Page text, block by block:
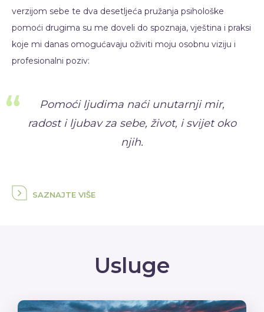
verzijom sebe te dva desetljeća pružanja psihološke
pomoći drugima su me doveli do spoznaja, vještina i praksi
koje mi danas omogućavaju oživiti moju osobnu viziju i
profesionalni poziv:
Pomoći ljudima naći unutarnji mir,
radost i ljubav za sebe, život, i svijet oko
njih.
SAZNAJTE VIŠE
Usluge